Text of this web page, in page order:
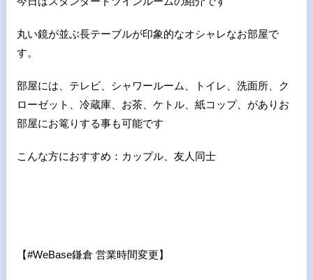
丸い鏡が並ぶ長テーブルが印象的なオシャレなお部屋で
す。
部屋には、テレビ、シャワールーム、トイレ、洗面所、ク
ローゼット、冷蔵庫、お茶、ケトル、紙コップ、がありお
部屋にお篭りする事も可能です
こんな方におすすめ：カップル、友人同士
【#WeBase鎌倉 営業時間変更】